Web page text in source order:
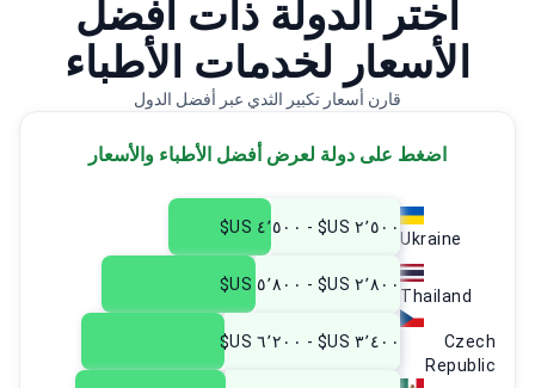
اختر الدولة ذات أفضل
الأسعار لخدمات الأطباء
قارن أسعار تكبير الثدي عبر أفضل الدول
اضغط على دولة لعرض أفضل الأطباء والأسعار
Ukraine
Thailand
Czech
Republic
٢٬٥٠٠ US$ - ٤٬٥٠٠ US$
٢٬٨٠٠ US$ - ٥٬٨٠٠ US$
٣٬٤٠٠ US$ - ٦٬٢٠٠ US$